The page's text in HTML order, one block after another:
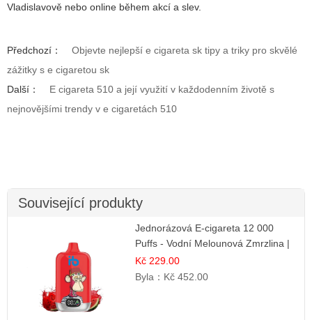
Vladislavově nebo online během akcí a slev.
Předchozí：
Objevte nejlepší e cigareta sk tipy a triky pro skvělé
zážitky s e cigaretou sk
Další：
E cigareta 510 a její využití v každodenním životě s
nejnovějšími trendy v e cigaretách 510
Související produkty
Jednorázová E-cigareta 12 000
Puffs - Vodní Melounová Zmrzlina |
Letní dezertní příchuť
Kč 229.00
Byla： Kč 452.00